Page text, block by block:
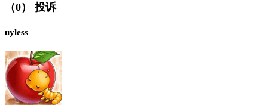
（0）
投诉
uyless